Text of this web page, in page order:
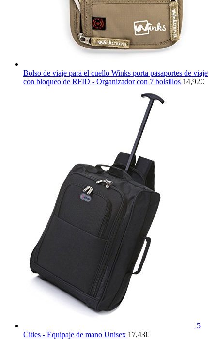
Bolso de viaje para el cuello Winks porta pasaportes de viaje
con bloqueo de RFID - Organizador con 7 bolsillos 14,92€
5
Cities - Equipaje de mano Unisex 17,43€